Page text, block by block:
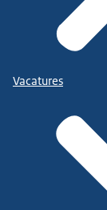
Vacatures